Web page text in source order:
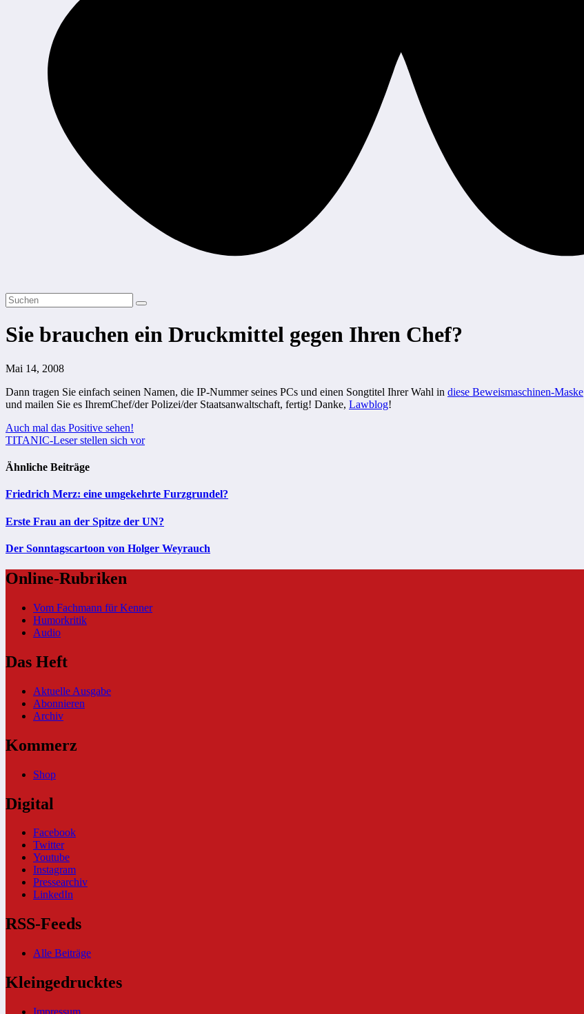
Sie brauchen ein Druckmittel gegen Ihren Chef?
Mai 14, 2008
Dann tragen Sie einfach seinen Namen, die IP-Nummer seines PCs und einen Songtitel Ihrer Wahl in diese Beweismaschinen-Maske
und mailen Sie es IhremChef/der Polizei/der Staatsanwaltschaft, fertig! Danke, Lawblog!
Beitragsnavigation
Auch mal das Positive sehen!
TITANIC-Leser stellen sich vor
Ähnliche Beiträge
Friedrich Merz: eine umgekehrte Furzgrundel?
Erste Frau an der Spitze der UN?
Der Sonntagscartoon von Holger Weyrauch
Online-Rubriken
Vom Fachmann für Kenner
Humorkritik
Audio
Das Heft
Aktuelle Ausgabe
Abonnieren
Archiv
Kommerz
Shop
Digital
Facebook
Twitter
Youtube
Instagram
Pressearchiv
LinkedIn
RSS-Feeds
Alle Beiträge
Kleingedrucktes
Impressum